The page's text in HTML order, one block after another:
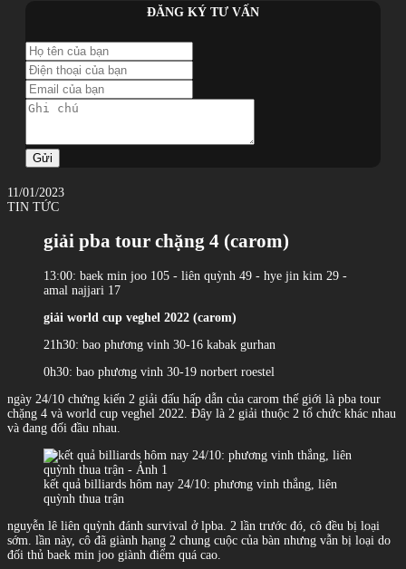
ĐĂNG KÝ TƯ VẤN
Gửi
11/01/2023
TIN TỨC
giải pba tour chặng 4 (carom)
13:00: baek min joo 105 - liên quỳnh 49 - hye jin kim 29 -
amal najjari 17
giải world cup veghel 2022 (carom)
21h30: bao phương vinh 30-16 kabak gurhan
0h30: bao phương vinh 30-19 norbert roestel
ngày 24/10 chứng kiến 2 giải đấu hấp dẫn của carom thế giới là pba tour
chặng 4 và world cup veghel 2022. Đây là 2 giải thuộc 2 tổ chức khác nhau
và đang đối đầu nhau.
kết quả billiards hôm nay 24/10: phương vinh thắng, liên
quỳnh thua trận
nguyễn lê liên quỳnh đánh survival ở lpba. 2 lần trước đó, cô đều bị loại
sớm. lần này, cô đã giành hạng 2 chung cuộc của bàn nhưng vẫn bị loại do
đối thủ baek min joo giành điểm quá cao.